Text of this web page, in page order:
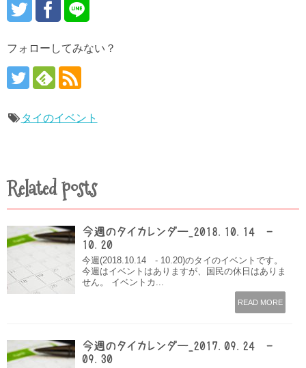
フォローしてみない？
タイのイベント
Related posts
今週のタイカレンダー_2018.10.14 -
10.20
今週(2018.10.14 - 10.20)のタイのイベントです。
今週はイベントはありますが、国民の休日はありま
せん。 イベントカ...
READ MORE
今週のタイカレンダー_2017.09.24 -
09.30